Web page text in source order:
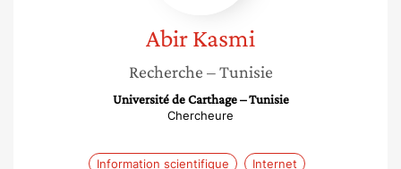
AbirKasmi
Recherche – Tunisie
Université de Carthage – Tunisie
Chercheure
Information scientifique Internet